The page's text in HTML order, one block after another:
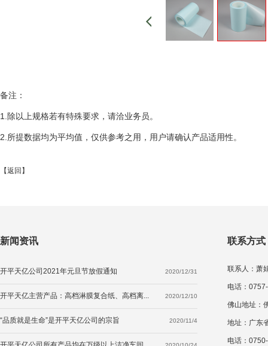
备注：
1.除以上规格若有特殊要求，请洽业务员。
2.所提数据均为平均值，仅供参考之用，用户请确认产品适用性。
【返回 】
新闻资讯 联系方式
开平天亿公司2021年元旦节放假通知 2020/12/31
开平天亿主营产品：高档淋膜复合纸、高档离... 2020/12/10
“品质就是生命”是开平天亿公司的宗旨 2020/11/4
联系人：萧
电话：
佛山地址：
地址：广东
电话：